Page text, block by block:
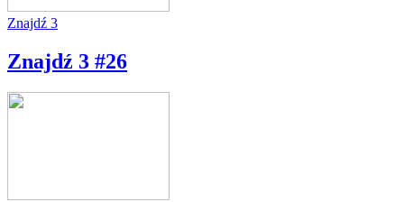
Znajdź 3
Znajdź 3 #26